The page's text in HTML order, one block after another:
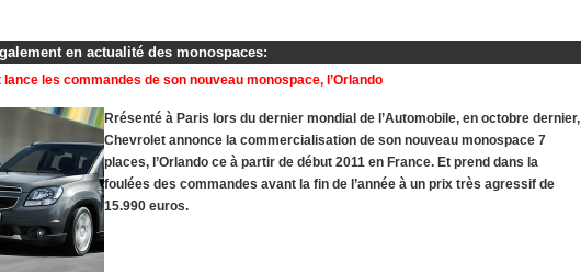
en actualité des monospaces:
les commandes de son nouveau monospace, l’Orlando
Rrésenté à Paris lors du dernier mondial de l’Automobile, en octobre dernier,
Chevrolet annonce la commercialisation de son nouveau monospace 7
places, l’Orlando ce à partir de début 2011 en France. Et prend dans la
foulées des commandes avant la fin de l’année à un prix très agressif de
15.990 euros.